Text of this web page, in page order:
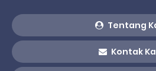
Tentang
Kontak